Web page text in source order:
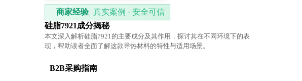
商家经验 真实案例 · 安全可信
硅脂7921成分揭秘
本文深入解析硅脂7921的主要成分及其作用，探讨其在不同环境下的表
现，帮助读者全面了解这款导热材料的特性与适用场景。
B2B采购指南